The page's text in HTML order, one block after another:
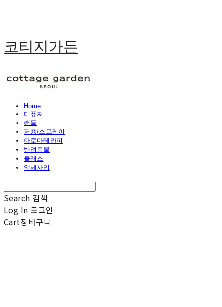
코티지가든
Home
디퓨져
캔들
퍼퓸/스프레이
아로마테라피
반려동물
클래스
악세사리
Search 검색
Log In 로그인
Cart장바구니